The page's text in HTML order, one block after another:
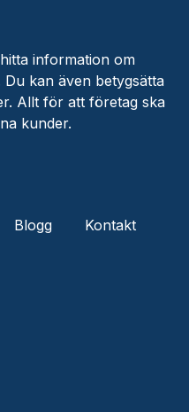
information om
kan även betygsätta
Allt för att företag ska
kunder.
Blogg
Kontakt